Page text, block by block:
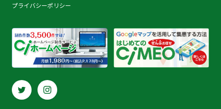
プライバシーポリシー